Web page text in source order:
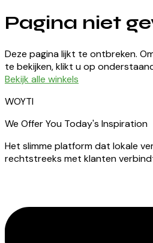
Pagina niet
Deze pagina lijkt te ontbreken.
te bekijken, klikt u op
Bekijk alle winkels
WOYTI
We Offer You Today's Inspiration
Het slimme platform dat lokale
rechtstreeks met klanten